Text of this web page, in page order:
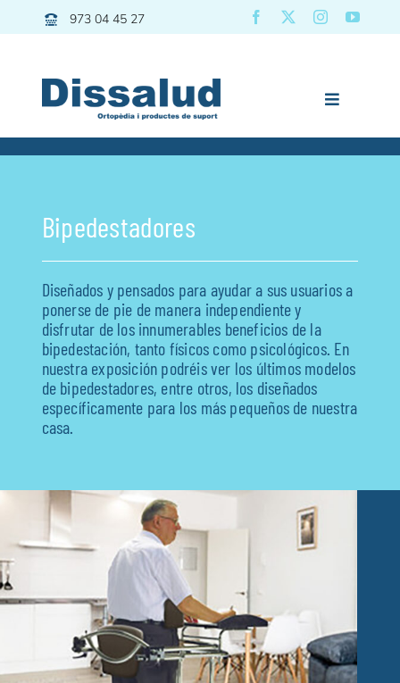
al
973 04 45 27
Toggle
Dissalud
Grúas | Transfers
Movilidad
Descanso
Pediatría
Vida diaria
Deporte
Fisioterapia
Medicina
Ortopedia
Bipedestadores
Diseñados y pensados para ayudar a sus usuarios a
ponerse de pie de manera independiente y
disfrutar de los innumerables beneficios de la
bipedestación, tanto físicos como psicológicos. En
nuestra exposición podréis ver los últimos modelos
de bipedestadores, entre otros, los diseñados
específicamente para los más pequeños de nuestra
casa.